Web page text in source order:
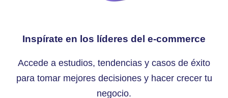
Inspírate en los líderes del e-commerce
Accede a estudios, tendencias y casos de éxito
para tomar mejores decisiones y hacer crecer tu
negocio.